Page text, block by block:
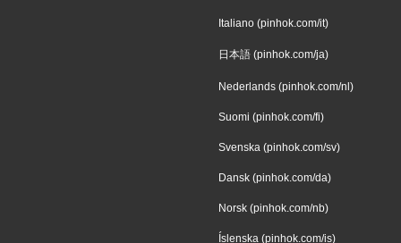
Italiano (pinhok.com/it)
日本語 (pinhok.com/ja)
Nederlands (pinhok.com/nl)
Suomi (pinhok.com/fi)
Svenska (pinhok.com/sv)
Dansk (pinhok.com/da)
Norsk (pinhok.com/nb)
Íslenska (pinhok.com/is)